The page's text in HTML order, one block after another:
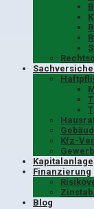
Kfz-
Kapitalanlage
Finanzierung
Blog